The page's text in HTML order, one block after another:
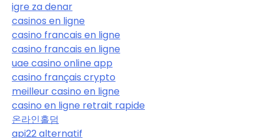
igre za denar
casinos en ligne
casino francais en ligne
casino francais en ligne
uae casino online app
casino français crypto
meilleur casino en ligne
casino en ligne retrait rapide
온라인홀덤
api22 alternatif